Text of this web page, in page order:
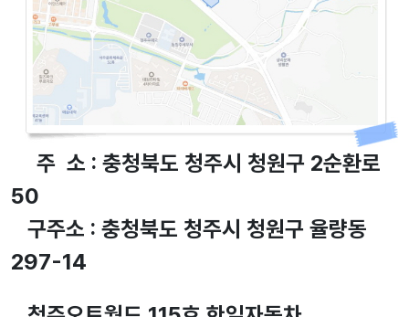
주 소 : 충청북도 청주시 청원구 2순환로
50
구주소 : 충청북도 청주시 청원구 율량동
297-14